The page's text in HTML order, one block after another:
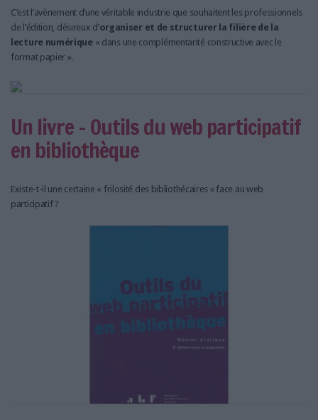
C’est l’avènement d’une véritable industrie que souhaitent les professionnels
de l’édition, désireux d’organiser et de structurer la filière de la
lecture numérique« dans une complémentarité constructive avec le
format papier ».
Un livre - Outils du web participatif
en bibliothèque
Existe-t-il une certaine « frilosité des bibliothécaires » face au web
participatif ?